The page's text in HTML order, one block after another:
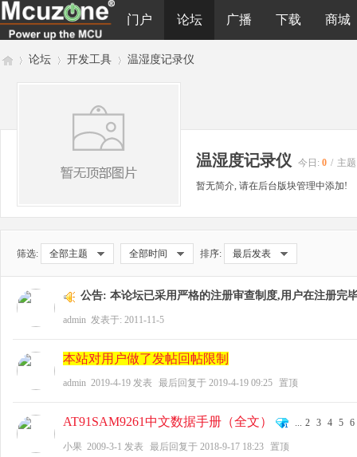
门户 论坛 广播 下载 商城
M »
论坛 开发工具
›
温湿度记录仪
温湿度记录仪 今日: 0 / 主
暂无简介, 请在后台版块管理中添加!
筛选: 全部主题 全部时间 排序: 最后发表
公告: 本论坛已采用严格的注册审查制度,用户在注册完
admin 发表于: 2011-11-5
本站对用户做了发帖回帖限制
admin 2019-4-19 发表 最后回复于 2019-4-19 09:25 置顶
AT91SAM9261中文数据手册（全文） ... 2 3 4 5 6
小果 2009-3-1 发表 最后回复于 2018-9-17 18:23 置顶